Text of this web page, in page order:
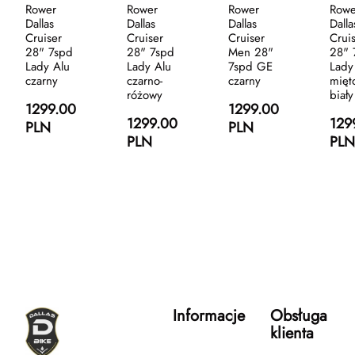
Rower
Dallas
Cruiser
28" 7spd
Lady Alu
czarny
1299.00
PLN
Rower
Dallas
Cruiser
28" 7spd
Lady Alu
czarno-
różowy
1299.00
PLN
Rower
Dallas
Cruiser
Men 28"
7spd GE
czarny
1299.00
PLN
28"
biały
PLN
Informacje Obsługa
klienta